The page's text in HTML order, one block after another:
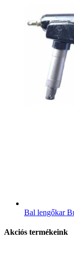
Bal lengőkar
Akciós termékeink